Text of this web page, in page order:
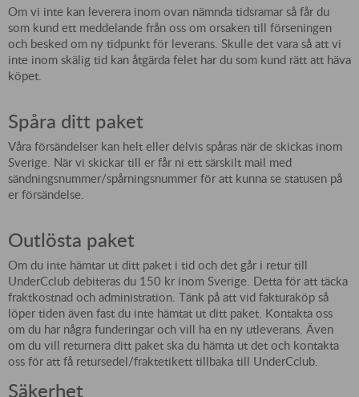
Om vi inte kan leverera inom ovan nämnda tidsramar så får du
som kund ett meddelande från oss om orsaken till förseningen
och besked om ny tidpunkt för leverans. Skulle det vara så att vi
inte inom skälig tid kan åtgärda felet har du som kund rätt att häva
köpet.
Spåra ditt paket
Våra försändelser kan helt eller delvis spåras när de skickas inom
Sverige. När vi skickar till er får ni ett särskilt mail med
sändningsnummer/spårningsnummer för att kunna se statusen på
er försändelse.
Outlösta paket
Om du inte hämtar ut ditt paket i tid och det går i retur till
UnderCclub debiteras du 150 kr inom Sverige. Detta för att täcka
fraktkostnad och administration. Tänk på att vid fakturaköp så
löper tiden även fast du inte hämtat ut ditt paket. Kontakta oss
om du har några funderingar och vill ha en ny utleverans. Även
om du vill returnera ditt paket ska du hämta ut det och kontakta
oss för att få retursedel/fraktetikett tillbaka till UnderCclub.
Säkerhet